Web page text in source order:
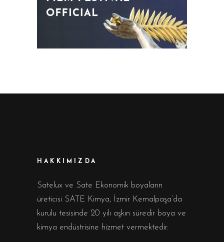
HAKKIMIZDA
Satelux ve Sate Ekonomik boyaların
üreticisi SATE Kimya, İzmir Kemalpaşa’da
kurulu tesisinde 20 yılı aşkın süredir boya ve
kimya endüstrisine hizmet vermektedir.